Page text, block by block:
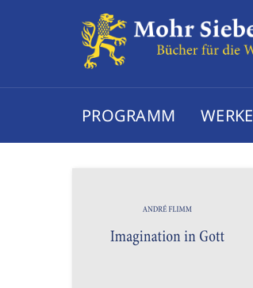
PROGRAMM WERKE